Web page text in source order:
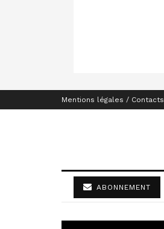
Mentions légales / Contacts
ABONNEMENT